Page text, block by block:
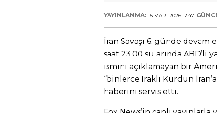
YAYINLANMA: 5 MART 2026 12:47
İran Savaşı 6. günde devam
saat 23.00 sularında ABD’li
ismini açıklamayan bir
“binlerce Iraklı Kürdün İran’a
haberini servis etti.